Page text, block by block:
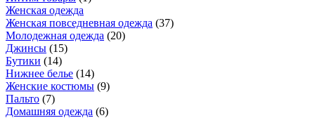
Женская одежда
Женская повседневная одежда (37)
Молодежная одежда (20)
Джинсы (15)
Бутики (14)
Нижнее белье (14)
Женские костюмы (9)
Пальто (7)
Домашняя одежда (6)